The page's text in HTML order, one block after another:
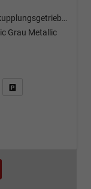
Doppelkupplungsgetriebe (DSG)
Grau Metallic
Angebot anfordern
Datei, Fahrzeugexposé